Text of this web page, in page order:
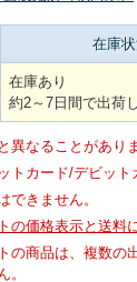
在庫
在庫あり
約2～7日間で出荷
異なることがありま
トカード/デビット
できません。
の価格表示と送料
の商品は、複数の
。